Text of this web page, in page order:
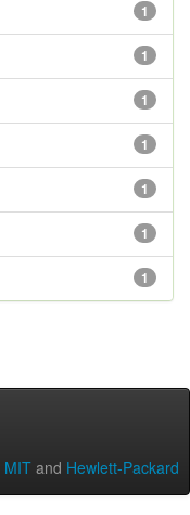
1
1
1
1
1
1
1
MIT and Hewlett-Packard